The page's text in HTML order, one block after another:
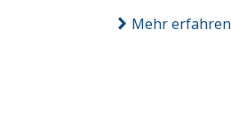
Mehr erfahren